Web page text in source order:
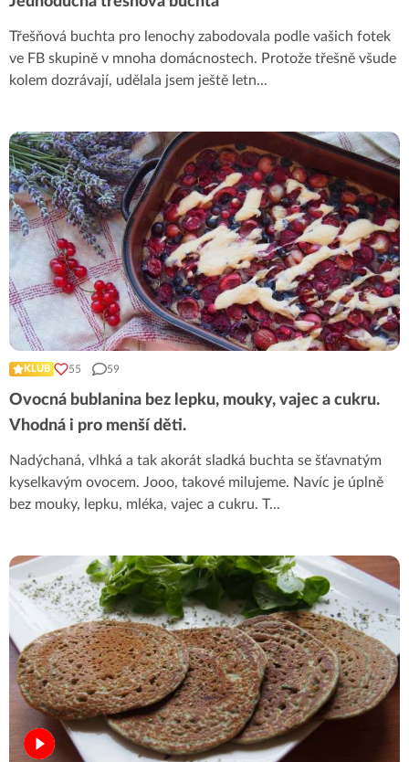
Třešňová buchta pro lenochy zabodovala podle vašich fotek
ve FB skupině v mnoha domácnostech. Protože třešně všude
kolem dozrávají, udělala jsem ještě letn...
KLUB 55 59
Ovocná bublanina bez lepku, mouky, vajec a cukru.
Vhodná i pro menší děti.
Nadýchaná, vlhká a tak akorát sladká buchta se šťavnatým
kyselkavým ovocem. Jooo, takové milujeme. Navíc je úplně
bez mouky, lepku, mléka, vajec a cukru. T...